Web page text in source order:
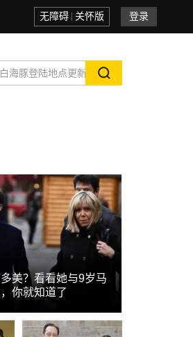
无障碍 关怀版 登录
美？看看她与9岁马
你就知道了